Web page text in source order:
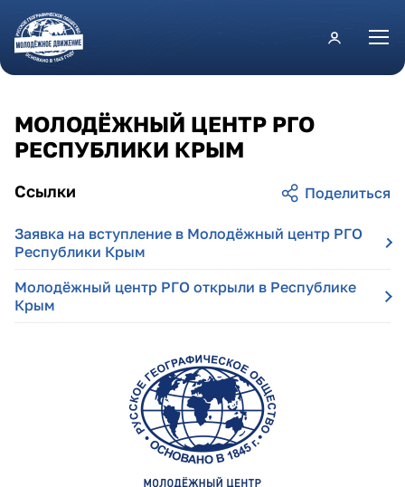
Перейти к основному содержанию
Ссылки
Заявка на вступление в Молодёжный центр РГО
Республики Крым
Молодёжный центр РГО открыли в Республике
Крым
МОЛОДЁЖНЫЙ ЦЕНТР РГО
РЕСПУБЛИКИ КРЫМ
respublika_krym.png